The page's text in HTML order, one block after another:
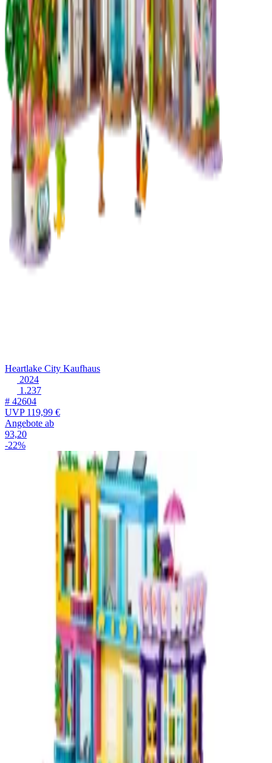
Heartlake City Kaufhaus
2024
1.237
# 42604
UVP119,99 €
Angebote ab
93,20
-22%